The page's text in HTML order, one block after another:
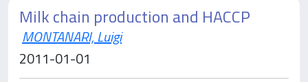
Milk chain production and HACCP
MONTANARI, Luigi
2011-01-01